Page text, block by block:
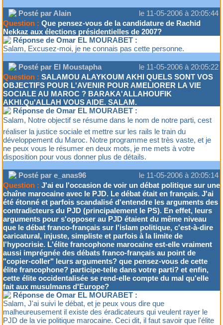
Posté par Alain
le 11-05-2006 à 20:05:44
Question : Que pensez-vous de la candidature de Rachid
Nekkaz aux élections présidentielles de 2007?
Réponse de Omar EL MOURABET :
Salam, Excusez-moi, je ne connais pas cette personne.
Posté par El Moustapha
le 11-05-2006 à 20:05:22
Question : SALAMOU ALAYKOUM AKHI QUELS SONT VOS
OBJECTIFS POUR L'AVENIR POUR AMELIORER LA VIE
SOCIALE AU MAROC ? BARAKA'ALLAHOUFIK
AKHI.Qu'ALLAH VOUS AIDE. SALAM.
Réponse de Omar EL MOURABET :
Salam, Notre objectif se résume dans le nom de notre parti, cest
réaliser la justice sociale et mettre sur les rails le train du
développement du Maroc. Notre programme est très vaste, et je
ne peux vous le résumer en deux mots, je me mets à votre
disposition pour vous donner plus de détails.
Posté par e_anas96
le 11-05-2006 à 20:05:14
Question : J'ai eu l'occasion de voir un débat politique sur une
chaîne marocaine avec le PJD. Le débat était en français. J'ai
été étonné et parfois scandalisé d'entendre les arguments des
contradicteurs du PJD (principalement le PS). En effet, leurs
arguments pour s'opposer au PJD étaient du même niveau
que le débat franco-français sur l'islam politique, c'est-à-dire
caricatural, injuste, simpliste et parfois à la limite de
l'hypocrisie. L'élite francophone marocaine est-elle vraiment
aussi imprégnée des débats franco-français au point de
"copier-coller" leurs arguments? que pensez-vous de cette
élite francophone? participe-telle dans votre parti? et enfin,
cette élite occidentalisée se rend-elle compte du mal qu'elle
fait aux musulmans d'Europe?
Réponse de Omar EL MOURABET :
Salam, J'ai suivi le débat, et je peux vous dire que
malheureusement il existe des éradicateurs qui veulent rayer le
PJD de la vie politique marocaine. Ceci dit, il faut savoir que l'élite